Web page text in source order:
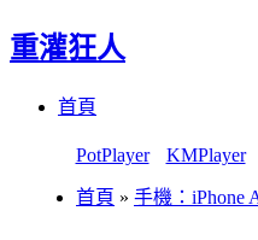
重灌狂人
首頁
PotPlayer KMPlayer
首頁 » 手機：iPhone